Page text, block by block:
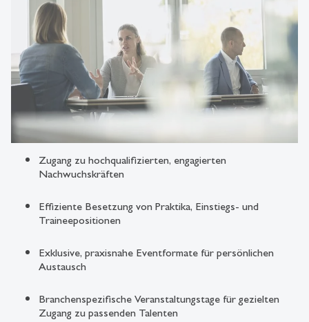
Zugang zu hochqualifizierten, engagierten
Nachwuchskräften
Effiziente Besetzung von Praktika, Einstiegs- und
Traineepositionen
Exklusive, praxisnahe Eventformate für persönlichen
Austausch
Branchenspezifische Veranstaltungstage für gezielten
Zugang zu passenden Talenten